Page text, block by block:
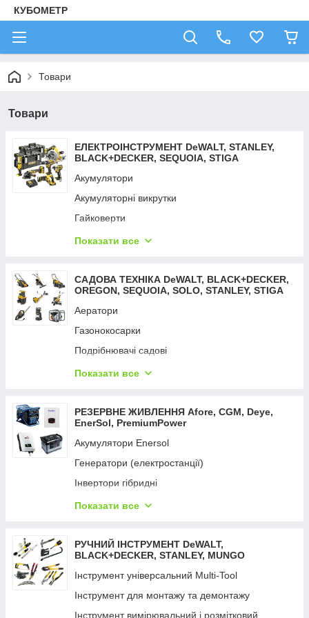
КУБОМЕТР
Товари
Товари
ЕЛЕКТРОІНСТРУМЕНТ DeWALT, STANLEY,
BLACK+DECKER, SEQUOIA, STIGA
Акумулятори
Акумуляторні викрутки
Гайковерти
Дрилі — шурупокрути
Детектори тепла
Зарядні пристрої
Вимірювальні інструменти
Фарбопульти
Відбійні молотки
Мультифункційний інструмент
Перфоратори
Пили
Пістолети цвяхозабивні та скобозабивні
Пістолети гарячого повітря
Пістолети клейові
Підіймач вакуумний
Пилососи
Радіоприймачі промислові
Показати все
САДОВА ТЕХНІКА DeWALT, BLACK+DECKER,
OREGON, SEQUOIA, SOLO, STANLEY, STIGA
Аератори
Газонокосарки
Подрібнювачі садові
Кущорізи та ножиці
Мийки високого тиску
Мотопомпи
Насоси поверхневі
Насоси заглибні
Опрыскиватели
Обладнання для поливання UNIFLEX
Підмітальні машини
Пилососи садові
Райдери
Розкидачі добрив
Показати все
РЕЗЕРВНЕ ЖИВЛЕННЯ Aforе, CGM, Deye,
EnerSol, PremiumPower
Акумулятори Enersol
Генератори (електростанції)
Інвертори гібридні
Портативний зарядний пристрій
Сетевые удлинители
Показати все
РУЧНИЙ ІНСТРУМЕНТ DeWALT,
BLACK+DECKER, STANLEY, MUNGO
Інструмент універсальний Multi-Tool
Інструмент для монтажу та демонтажу
Інструмент вимірювальний і розмітковий